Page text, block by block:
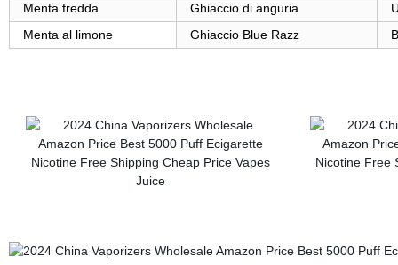
Menta fredda
Ghiaccio di anguria
Menta al limone
Ghiaccio Blue Razz